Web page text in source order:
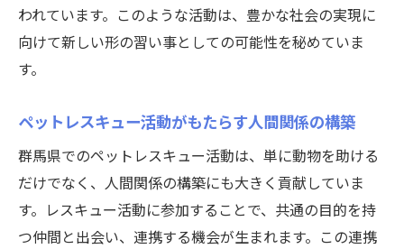
われています。このような活動は、豊かな社会の実現に
向けて新しい形の習い事としての可能性を秘めていま
す。
ペットレスキュー活動がもたらす人間関係の構築
群馬県でのペットレスキュー活動は、単に動物を助ける
だけでなく、人間関係の構築にも大きく貢献していま
す。レスキュー活動に参加することで、共通の目的を持
つ仲間と出会い、連携する機会が生まれます。この連携